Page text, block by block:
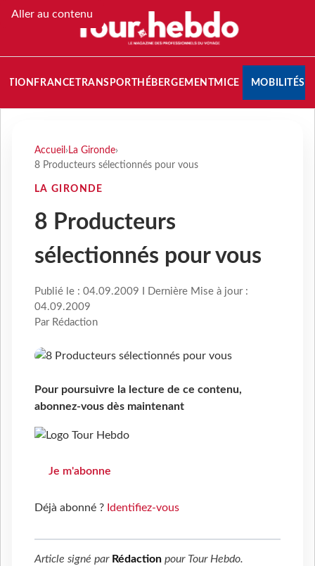
Aller au contenu
FRANCETRANSPORT HÉBERGEMENTMICE MOBILITÉS
Accueil › La Gironde›
8 Producteurs sélectionnés pour vous
LA GIRONDE
8 Producteurs
sélectionnés pour vous
Publié le : 04.09.2009 I Dernière Mise à jour :
04.09.2009
Par Rédaction
Pour poursuivre la lecture de ce contenu,
abonnez-vous dès maintenant
Je m'abonne
Déjà abonné ? Identifiez-vous
Article signé par Rédaction pour Tour Hebdo.